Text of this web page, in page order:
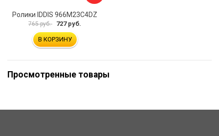
Ролики IDDIS 966M23C4DZ
765 руб. 727 руб.
В КОРЗИНУ
Просмотренные товары